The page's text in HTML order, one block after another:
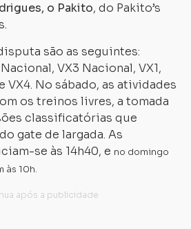
o Pakito, do Pakito’s
são as seguintes:
VX3 Nacional, VX1,
VX4. No sábado, as atividades
os treinos livres, a tomada
classificatórias que
gate de largada. As
se às 14h40, e no domingo
às 10h.